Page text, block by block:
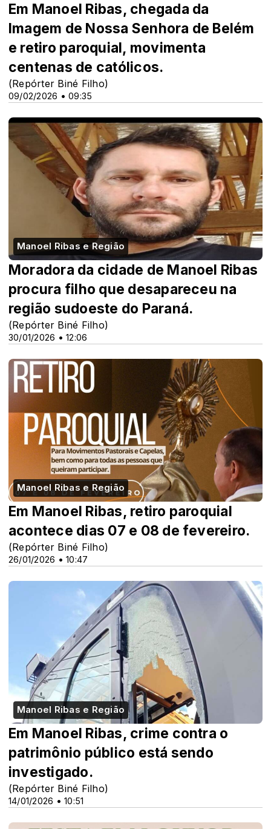
09/02/2026 • 09:35
Em Manoel Ribas, chegada da
Imagem de Nossa Senhora de Belém
e retiro paroquial, movimenta
centenas de católicos.
(Repórter Biné Filho)
Manoel Ribas e Região
30/01/2026 • 12:06
Moradora da cidade de Manoel Ribas
procura filho que desapareceu na
região sudoeste do Paraná.
(Repórter Biné Filho)
Manoel Ribas e Região
26/01/2026 • 10:47
Em Manoel Ribas, retiro paroquial
acontece dias 07 e 08 de fevereiro.
(Repórter Biné Filho)
Manoel Ribas e Região
14/01/2026 • 10:51
Em Manoel Ribas, crime contra o
patrimônio público está sendo
investigado.
(Repórter Biné Filho)